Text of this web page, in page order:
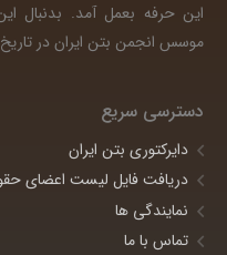
این حرفه بعمل آمد. بدنبال
موسس انجمن بتن ایران در تاریخ 78/11/27 با حضور
دسترسی سریع
دایرکتوری بتن ایران
دریافت فایل لیست اعضای
نمایندگی ها
تماس با ما